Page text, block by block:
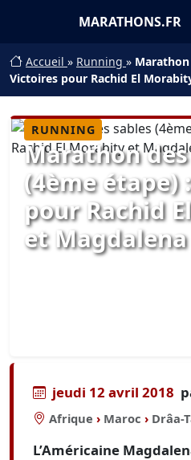
MARATHONS.FR
Accueil » Running » Marathon
Victoires pour Rachid El
RUNNING
Marathon
(4ème étape)
pour Rachid
et
jeudi 12 avril 2018
Afrique › Maroc › Drâa-
L’Américaine